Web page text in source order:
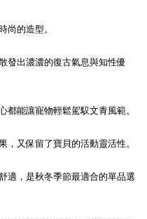
尚的造型。
發出濃濃的復古氣息與知性優
都能讓寵物輕鬆駕馭文青風範。
，又保留了寶貝的活動靈活性。
適，是秋冬季節最適合的單品選